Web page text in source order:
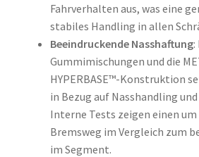
Fahrverhalten aus, was eine
stabiles Handling in allen
Beeindruckende Nasshaftung:
Gummimischungen und die
HYPERBASE™-Konstruktion
in Bezug auf Nasshandling
Interne Tests zeigen einen
Bremsweg im Vergleich zum
im Segment.